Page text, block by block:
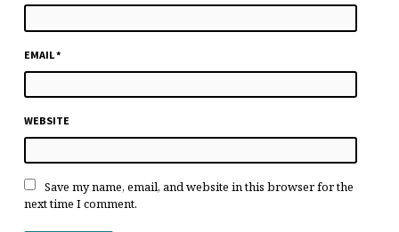
EMAIL*
WEBSITE
Save my name, email, and website in this browser for the
next time I comment.